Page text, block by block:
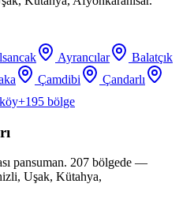
Ayrancılar
Balatçık
Çamdibi
Çandarlı
+195 bölge
pansuman. 207 bölgede —
Uşak, Kütahya,